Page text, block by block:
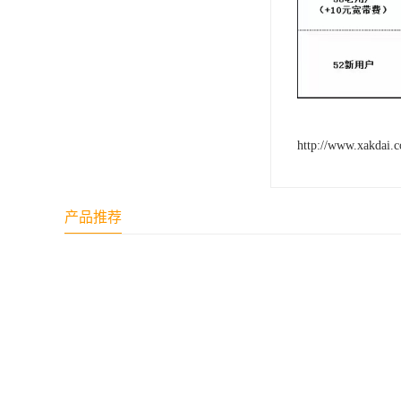
http://
产品推荐